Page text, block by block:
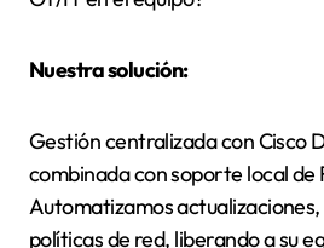
Nuestra solución:
Gestión centralizada con Cisco
combinada con soporte local de
Automatizamos
políticas de red, liberando a su